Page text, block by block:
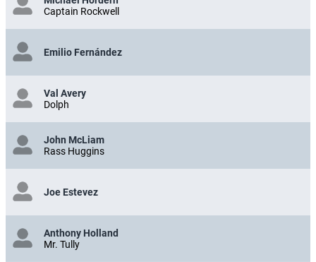
Captain Rockwell
Emilio Fernández
Val Avery
Dolph
John McLiam
Rass Huggins
Joe Estevez
Anthony Holland
Mr. Tully